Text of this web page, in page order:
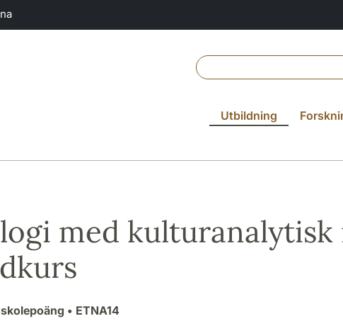
Utbildning
med
• ETNA14